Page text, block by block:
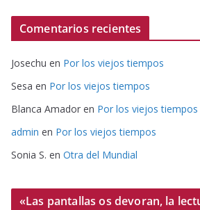
Comentarios recientes
Josechu en Por los viejos tiempos
Sesa en Por los viejos tiempos
Blanca Amador en Por los viejos tiempos
admin en Por los viejos tiempos
Sonia S. en Otra del Mundial
«Las pantallas os devoran, la